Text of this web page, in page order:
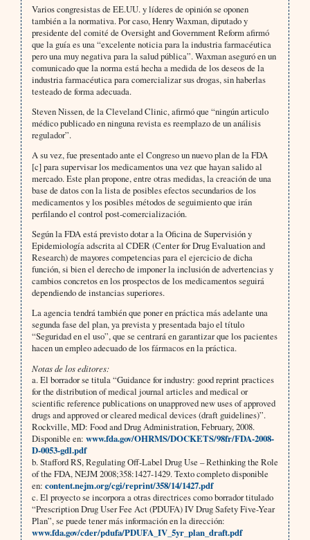
Varios congresistas de EE.UU. y líderes de opinión se oponen
también a la normativa. Por caso, Henry Waxman, diputado y
presidente del comité de Oversight and Government Reform afirmó
que la guía es una “excelente noticia para la industria farmacéutica
pero una muy negativa para la salud pública”. Waxman aseguró en un
comunicado que la norma está hecha a medida de los deseos de la
industria farmacéutica para comercializar sus drogas, sin haberlas
testeado de forma adecuada.
Steven Nissen, de la Cleveland Clinic, afirmó que “ningún articulo
médico publicado en ninguna revista es reemplazo de un análisis
regulador”.
A su vez, fue presentado ante el Congreso un nuevo plan de la FDA
[c] para supervisar los medicamentos una vez que hayan salido al
mercado. Este plan propone, entre otras medidas, la creación de una
base de datos con la lista de posibles efectos secundarios de los
medicamentos y los posibles métodos de seguimiento que irán
perfilando el control post-comercialización.
Según la FDA está previsto dotar a la Oficina de Supervisión y
Epidemiología adscrita al CDER (Center for Drug Evaluation and
Research) de mayores competencias para el ejercicio de dicha
función, si bien el derecho de imponer la inclusión de advertencias y
cambios concretos en los prospectos de los medicamentos seguirá
dependiendo de instancias superiores.
La agencia tendrá también que poner en práctica más adelante una
segunda fase del plan, ya prevista y presentada bajo el título
“Seguridad en el uso”, que se centrará en garantizar que los pacientes
hacen un empleo adecuado de los fármacos en la práctica.
Notas de los editores:
a. El borrador se titula “Guidance for industry: good reprint practices
for the distribution of medical journal articles and medical or
scientific reference publications on unapproved new uses of approved
drugs and approved or cleared medical devices (draft guidelines)”.
Rockville, MD: Food and Drug Administration, February, 2008.
Disponible en: www.fda.gov/OHRMS/DOCKETS/98fr/FDA-2008-
D-0053-gdl.pdf
b. Stafford RS, Regulating Off-Label Drug Use – Rethinking the Role
of the FDA, NEJM 2008;358:1427-1429. Texto completo disponible
en: content.nejm.org/cgi/reprint/358/14/1427.pdf
c. El proyecto se incorpora a otras directrices como borrador titulado
“Prescription Drug User Fee Act (PDUFA) IV Drug Safety Five-Year
Plan”, se puede tener más información en la dirección:
www.fda.gov/cder/pdufa/PDUFA_IV_5yr_plan_draft.pdf